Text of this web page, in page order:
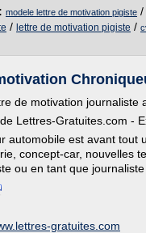
modele lettre de motivation pigiste /
/ lettre de motivation pigiste /
de motivation journaliste
Lettres-Gratuites.com -
automobile est avant tout
concept-car, nouvelles
ou en tant que
gratuites.com